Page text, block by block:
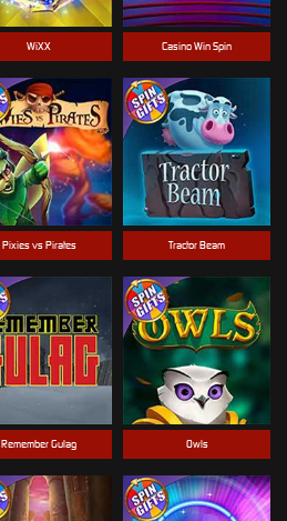
Tractor Beam
Casino Win Spin
WiXX
Owls
Pixies vs Pirates
Remember Gulag